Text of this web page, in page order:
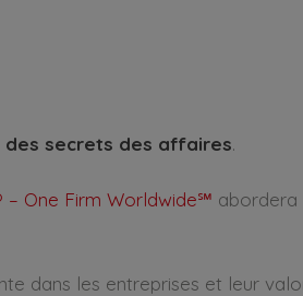
secrets des affaires.
– One Firm Worldwide℠ abordera
dans les entreprises et leur